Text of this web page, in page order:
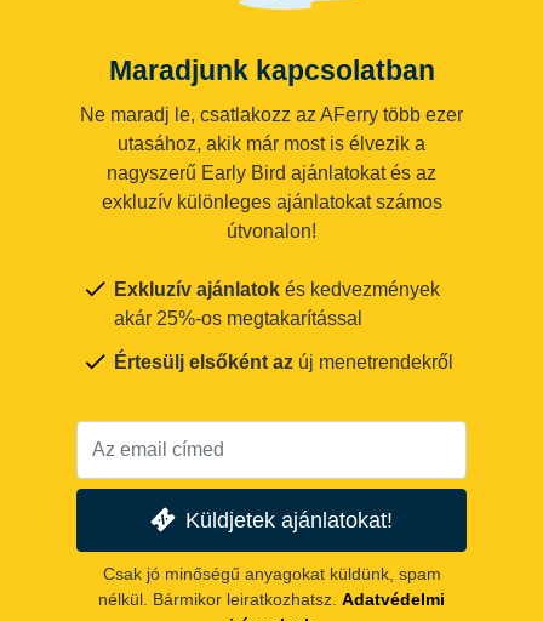
Maradjunk kapcsolatban
Ne maradj le, csatlakozz az AFerry több ezer
utasához, akik már most is élvezik a
nagyszerű Early Bird ajánlatokat és az
exkluzív különleges ajánlatokat számos
útvonalon!
Exkluzív ajánlatok és kedvezmények
akár 25%-os megtakarítással
Értesülj elsőként az új menetrendekről
Küldjetek ajánlatokat!
Csak jó minőségű anyagokat küldünk, spam
nélkül. Bármikor leiratkozhatsz. Adatvédelmi